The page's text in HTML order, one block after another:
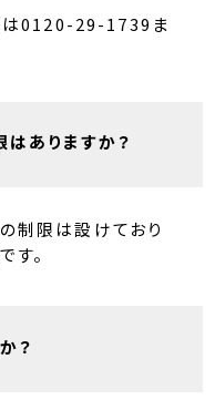
は0120-29-1739ま
ありますか？
制限は設けており
す。
？